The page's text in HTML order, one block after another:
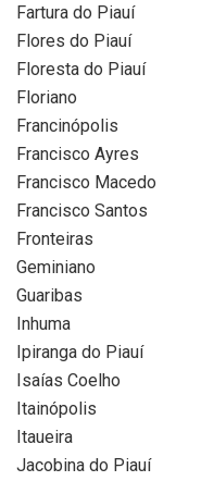
Fartura do Piauí
Flores do Piauí
Floresta do Piauí
Floriano
Francinópolis
Francisco Ayres
Francisco Macedo
Francisco Santos
Fronteiras
Geminiano
Guaribas
Inhuma
Ipiranga do Piauí
Isaías Coelho
Itainópolis
Itaueira
Jacobina do Piauí